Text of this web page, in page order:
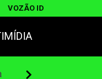
VOZÃO ID